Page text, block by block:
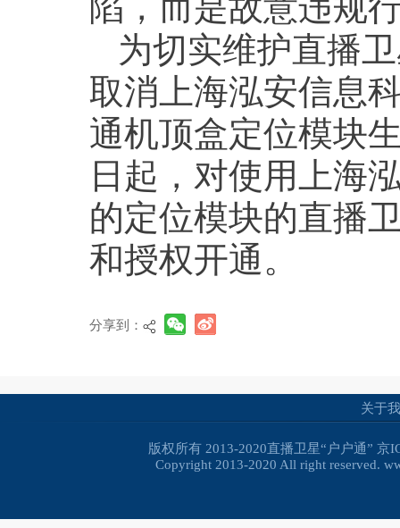
为切实维护直播
取消上海泓安信息
通机顶盒定位模块
日起，对使用上海
的定位模块的直播
和授权开通。
分享到：
关于
版权所有 2013-2020直播卫星“户户通” 京
Copyright 2013-2020 All right reserved.